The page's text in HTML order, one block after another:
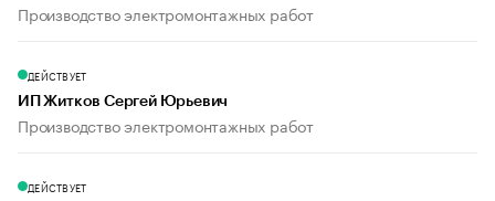
Производство электромонтажных работ
ДЕЙСТВУЕТ
ИП Житков Сергей Юрьевич
Производство электромонтажных работ
ДЕЙСТВУЕТ